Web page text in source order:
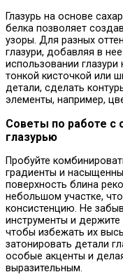
Глазурь на основе
белка позволяет
узоры. Для разных
глазури, добавляя в
использовании
тонкой кисточкой или
детали, сделать
элементы, например,
Советы по работе с
глазурью
Пробуйте
градиенты и
поверхность блина
небольшом участке,
консистенцию. Не
инструменты и держите
чтобы избежать их
затонировать детали
особые акценты и
выразительным.